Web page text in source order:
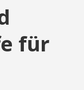
für